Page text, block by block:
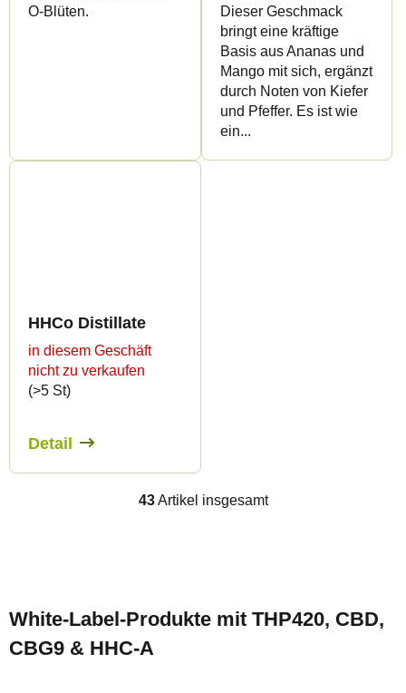
O-Blüten.
Dieser Geschmack
bringt eine kräftige
Basis aus Ananas und
Mango mit sich, ergänzt
durch Noten von Kiefer
und Pfeffer. Es ist wie
ein...
HHCo Distillate
in diesem Geschäft
nicht zu verkaufen
(>5 St)
Detail
S
e
43Artikel insgesamt
u
ß
z
White-Label-Produkte mit THP420, CBD,
CBG9 & HHC-A